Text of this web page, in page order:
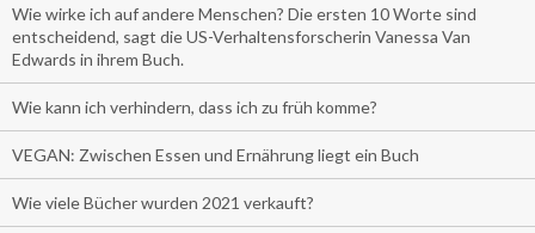
Wie wirke ich auf andere Menschen? Die ersten 10 Worte sind
entscheidend, sagt die US-Verhaltensforscherin Vanessa Van
Edwards in ihrem Buch.
Wie kann ich verhindern, dass ich zu früh komme?
VEGAN: Zwischen Essen und Ernährung liegt ein Buch
Wie viele Bücher wurden 2021 verkauft?